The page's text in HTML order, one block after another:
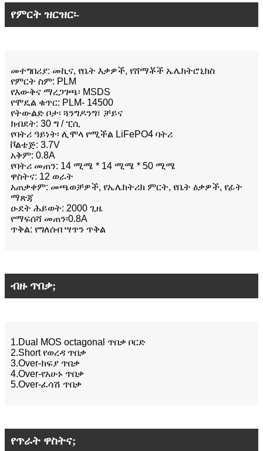
የምርት ዝርዝር፡-
መተግበሪያ: መኪና, የቤት እቃዎች, የሸማቾች ኤሌክትሮኒክስ
የምርት ስም: PLM
የእውቅና ማረጋገጫ፡ MSDS
የሞዴል ቁጥር: PLM- 14500
የትውልድ ቦታ፡ ጓንግዶንግ፣ ቻይና
ክብደት: 30 ግ / ፒሲ
የባትሪ ዓይነት፡ ሊሞላ የሚችል LiFePO4 ባትሪ
ቮልቴጅ: 3.7V
አቅም: 0.8A
የባትሪ መጠን: 14 ሚሜ * 14 ሚሜ * 50 ሚሜ
ዋስትና: 12 ወራት
አጠቃቀም: መጫወቻዎች, የኤሌክትሪክ ምርት, የቤት ዕቃዎች, የፊት
ማጽጃ
ዑደት ሕይወት: 2000 ጊዜ
የማፍሰሻ መጠን፡0.8A
ጥቅል: የግለሰብ ሣጥን ጥቅል
ብዙ ጥበቃ;
1.Dual MOS octagonal ጥበቃ ቦርድ
2.Short የወረዳ ጥበቃ
3.Over-ክፍያ ጥበቃ
4.Over-የአሁኑ ጥበቃ
5.Over-ፈሳሽ ጥበቃ
የጥራት ዋስትና;